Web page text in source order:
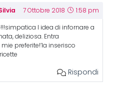
7 Ottobre 2018 1:58 pm
l idea di infornare a
deliziosa. Entra
preferite!’la inserisco
Rispondi